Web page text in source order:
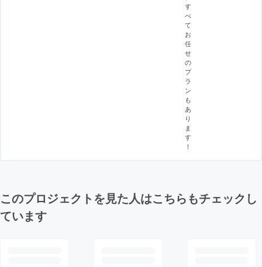
す
べ
て
お
任
せ
の
プ
ラ
ン
も
あ
り
ま
す
！
このプロジェクトを見た人はこちらもチェックし
ています